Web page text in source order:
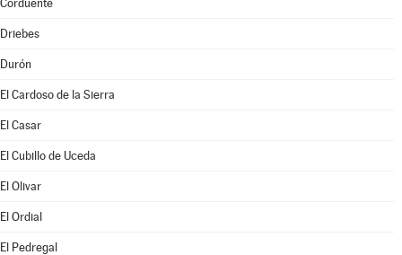
Corduente
Driebes
Durón
El Cardoso de la Sierra
El Casar
El Cubillo de Uceda
El Olivar
El Ordial
El Pedregal